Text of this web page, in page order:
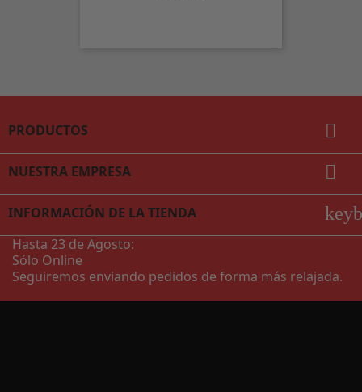
PRODUCTOS 
NUESTRA EMPRESA 
INFORMACIÓN DE LA TIENDA
Hasta 23 de Agosto:
Sólo Online
Seguiremos enviando pedidos de forma más relajada.